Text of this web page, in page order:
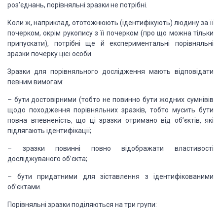
роз’єднань, порівняльні зразки не потрібні.
Коли ж, наприклад, ототожнюють (ідентифікують) людину за її
почерком, окрім рукопису з її почерком (про що можна тільки
припускати), потрібні ще й експериментальні порівняльні
зразки почерку цієї особи.
Зразки для порівняльного дослідження мають відповідати
певним вимогам:
– бути достовірними (тобто не повинно бути жодних сумнівів
щодо походження порівняльних зразків, тобто мусить бути
повна впевненість, що ці зразки отримано від об’єктів, які
підлягають ідентифікації;
– зразки повинні повно відображати властивості
досліджуваного об’єкта;
– бути придатними для зіставлення з ідентифікованими
об’єктами.
Порівняльні зразки поділяються на три групи: